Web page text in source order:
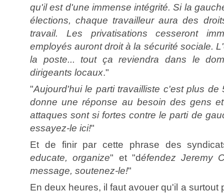
qu'il est d'une immense intégrité. Si la
élections, chaque travailleur aura des
travail. Les privatisations cesseront
employés auront droit à la sécurité sociale.
la poste... tout ça reviendra dans le
dirigeants locaux."
"Aujourd'hui le parti travailliste c'est plus de
donne une réponse au besoin des gens
attaques sont si fortes contre le parti de
essayez-le ici!"
Et de finir par cette phrase des
educate, organize" et "défendez Jeremy
message, soutenez-le!"
En deux heures, il faut avouer qu'il a surtout